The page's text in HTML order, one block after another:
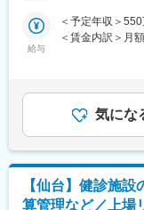
■歓迎条件：※別
・医療機器、機
・知的財産に関
・英語力（契約
■本ポジション
・将来的に役員
職です。IQVIA
営業活動を行っ
■入社後の流れ
まずはご入社か
していただきま
資格取得と聞く
んが、当社の取
しています。
文理問わず一か
給与
＜予定年収＞
＜賃金内訳＞月
手当支給する。
日当（1日1,500
月・3月）※平均
金はあくまでも
があります。月
気にな
【仙台】健診施
算管理など／上場